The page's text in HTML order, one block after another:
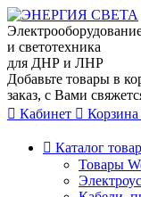
и светотехника
для ДНР и ЛНР
Добавьте товары в
заказ, с Вами
Кабинет
Корзина
Каталог
Товары